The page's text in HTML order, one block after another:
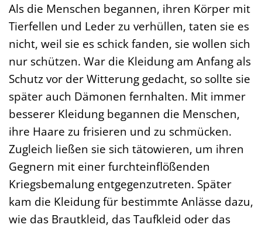
Als die Menschen begannen, ihren Körper mit
Tierfellen und Leder zu verhüllen, taten sie es
nicht, weil sie es schick fanden, sie wollen sich
nur schützen. War die Kleidung am Anfang als
Schutz vor der Witterung gedacht, so sollte sie
später auch Dämonen fernhalten. Mit immer
besserer Kleidung begannen die Menschen,
ihre Haare zu frisieren und zu schmücken.
Zugleich ließen sie sich tätowieren, um ihren
Gegnern mit einer furchteinflößenden
Kriegsbemalung entgegenzutreten. Später
kam die Kleidung für bestimmte Anlässe dazu,
wie das Brautkleid, das Taufkleid oder das